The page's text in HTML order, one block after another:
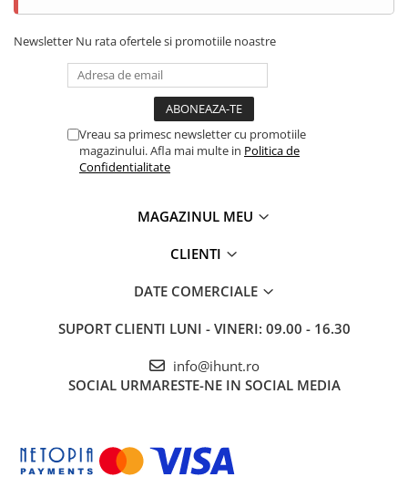
Newsletter Nu rata ofertele si promotiile noastre
Vreau sa primesc newsletter cu promotiile
magazinului. Afla mai multe in Politica de
Confidentialitate
MAGAZINUL MEU
CLIENTI
DATE COMERCIALE
SUPORT CLIENTI LUNI - VINERI: 09.00 - 16.30
info@ihunt.ro
SOCIAL URMARESTE-NE IN SOCIAL MEDIA